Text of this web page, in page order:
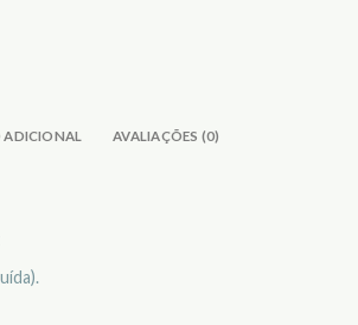
ADICIONAL AVALIAÇÕES (0)